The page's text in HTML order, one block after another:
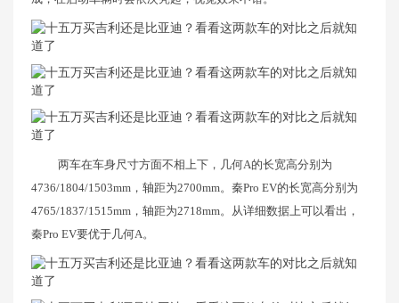
两车在车身尺寸方面不相上下，几何A的长宽高分别为
4736/1804/1503mm，轴距为2700mm。秦Pro EV的长宽高分别为
4765/1837/1515mm，轴距为2718mm。从详细数据上可以看出，
秦Pro EV要优于几何A。